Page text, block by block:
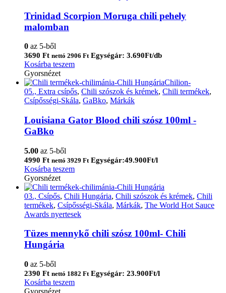
Trinidad Scorpion Moruga chili pehely
malomban
0 az 5-ből
3690 Ft nettó 2906 Ft Egységár: 3.690Ft/db
Kosárba teszem
Gyorsnézet
05., Extra csípős, Chili szószok és krémek, Chili termékek,
Csípősségi-Skála, GaBko, Márkák
Louisiana Gator Blood chili szósz 100ml -
GaBko
5.00 az 5-ből
4990 Ft nettó 3929 Ft Egységár:49.900Ft/l
Kosárba teszem
Gyorsnézet
03., Csípős, Chili Hungária, Chili szószok és krémek, Chili
termékek, Csípősségi-Skála, Márkák, The World Hot Sauce
Awards nyertesek
Tüzes mennykő chili szósz 100ml- Chili
Hungária
0 az 5-ből
2390 Ft nettó 1882 Ft Egységár: 23.900Ft/l
Kosárba teszem